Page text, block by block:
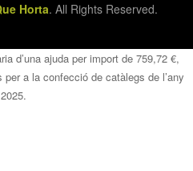
Horta. All Rights Reserved.